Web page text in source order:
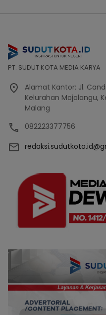
PT. SUDUT KOTA MEDIA KARYA
Alamat Kantor: Jl.
Kelurahan Mojolangu,
Malang
082223377756